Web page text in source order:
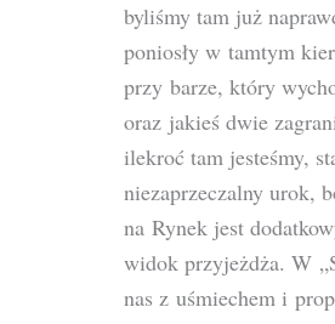
byliśmy tam już
poniosły w tamtym
przy barze, który
oraz jakieś dwie
ilekroć tam jesteśmy,
niezaprzeczalny urok,
na Rynek jest
widok przyjeżdża. W
nas z uśmiechem i